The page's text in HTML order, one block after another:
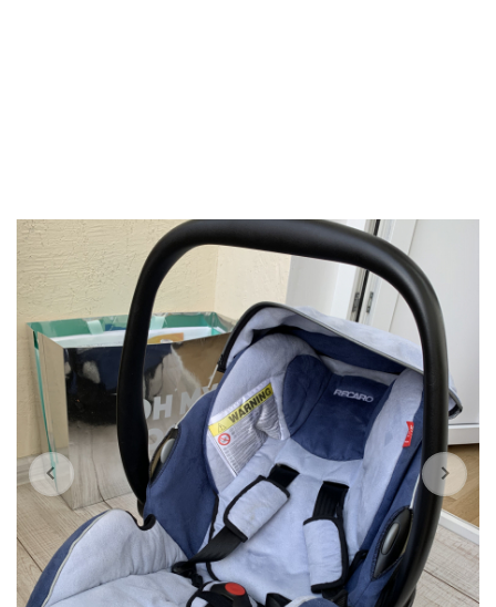
Previous Next